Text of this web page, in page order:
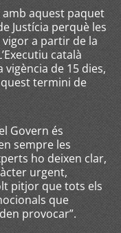
aquest paquet
Justícia perquè les
a partir de la
català
de 15 dies,
termini de
Govern és
sempre les
ho deixen clar,
urgent,
pitjor que tots els
que
provocar”.